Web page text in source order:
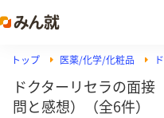
トップ 医薬/化学/化粧品
ドクターリセラの面
問と感想）（全6件）